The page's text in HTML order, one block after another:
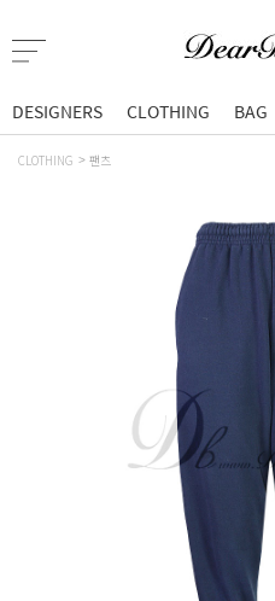
DESIGNERS CLOTHING BAG
CLOTHING 팬츠